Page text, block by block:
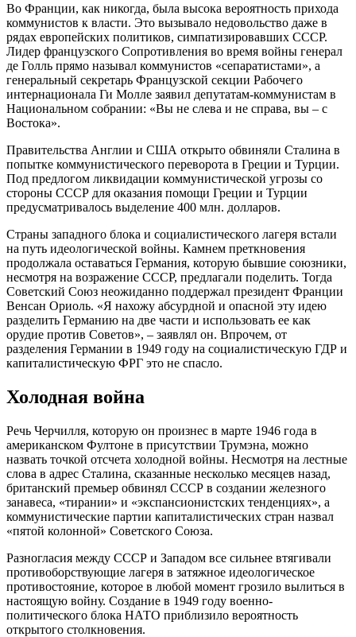
Во Франции, как никогда, была высока вероятность прихода
коммунистов к власти. Это вызывало недовольство даже в
рядах европейских политиков, симпатизировавших СССР.
Лидер французского Сопротивления во время войны генерал
де Голль прямо называл коммунистов «сепаратистами», а
генеральный секретарь Французской секции Рабочего
интернационала Ги Молле заявил депутатам-коммунистам в
Национальном собрании: «Вы не слева и не справа, вы – с
Востока».
Правительства Англии и США открыто обвиняли Сталина в
попытке коммунистического переворота в Греции и Турции.
Под предлогом ликвидации коммунистической угрозы со
стороны СССР для оказания помощи Греции и Турции
предусматривалось выделение 400 млн. долларов.
Страны западного блока и социалистического лагеря встали
на путь идеологической войны. Камнем преткновения
продолжала оставаться Германия, которую бывшие союзники,
несмотря на возражение СССР, предлагали поделить. Тогда
Советский Союз неожиданно поддержал президент Франции
Венсан Ориоль. «Я нахожу абсурдной и опасной эту идею
разделить Германию на две части и использовать ее как
орудие против Советов», – заявлял он. Впрочем, от
разделения Германии в 1949 году на социалистическую ГДР и
капиталистическую ФРГ это не спасло.
Холодная война
Речь Черчилля, которую он произнес в марте 1946 года в
американском Фултоне в присутствии Трумэна, можно
назвать точкой отсчета холодной войны. Несмотря на лестные
слова в адрес Сталина, сказанные несколько месяцев назад,
британский премьер обвинял СССР в создании железного
занавеса, «тирании» и «экспансионистских тенденциях», а
коммунистические партии капиталистических стран назвал
«пятой колонной» Советского Союза.
Разногласия между СССР и Западом все сильнее втягивали
противоборствующие лагеря в затяжное идеологическое
противостояние, которое в любой момент грозило вылиться в
настоящую войну. Создание в 1949 году военно-
политического блока НАТО приблизило вероятность
открытого столкновения.